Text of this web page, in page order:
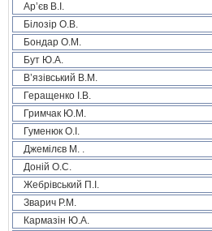
Ар’єв В.І.
Білозір О.В.
Бондар О.М.
Бут Ю.А.
В’язівський В.М.
Геращенко І.В.
Гримчак Ю.М.
Гуменюк О.І.
Джемілєв М. .
Доній О.С.
Жебрівський П.І.
Зварич Р.М.
Кармазін Ю.А.